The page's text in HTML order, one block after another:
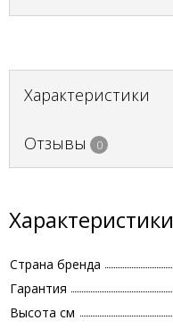
Характеристики
Отзывы 0
Характеристики
Страна бренда
Гарантия
Высота см